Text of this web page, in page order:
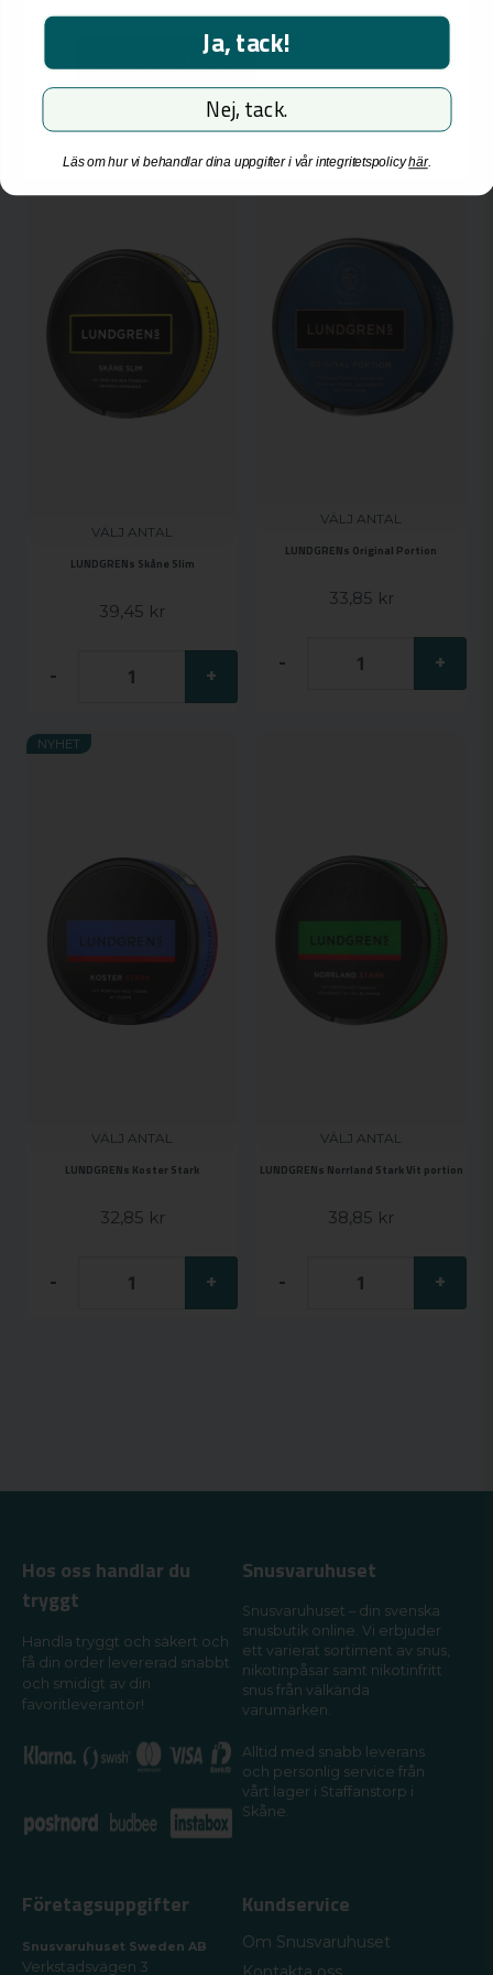
- + - +
VÄLJ ANTAL
LUNDGRENs Skåne Slim
39,45 kr
- +
VÄLJ ANTAL
LUNDGRENs Original Portion
33,85 kr
- +
VÄLJ ANTAL
LUNDGRENs Koster Stark
32,85 kr
- +
NYHET
VÄLJ ANTAL
LUNDGRENs Norrland Stark Vit portion
38,85 kr
- +
Jag är över 18 år
Jag är inte över 18 år
Hos oss handlar du
tryggt
Handla tryggt och säkert och
få din order levererad snabbt
och smidigt av din
favoritleverantör!
Snusvaruhuset
Snusvaruhuset – din svenska
snusbutik online. Vi erbjuder
ett varierat sortiment av snus,
nikotinpåsar samt nikotinfritt
snus från välkända
varumärken.
Alltid med snabb leverans
och personlig service från
vårt lager i Staffanstorp i
Skåne.
Företagsuppgifter
Snusvaruhuset Sweden AB
Verkstadsvägen 3
Kundservice
Om Snusvaruhuset
Ja, tack!
Nej, tack.
Läs om hur vi behandlar dina uppgifter i vår integritetspolicyhär.